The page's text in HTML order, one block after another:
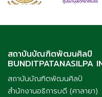
สถาบันบัณฑิตพัฒนศิลป์
BUNDITPATANASILPA
สถาบันบัณฑิตพัฒนศิลป์
สำนักงานอธิการบดี (ศาลายา)